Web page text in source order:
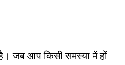
है। जब आप किसी समस्या में हों